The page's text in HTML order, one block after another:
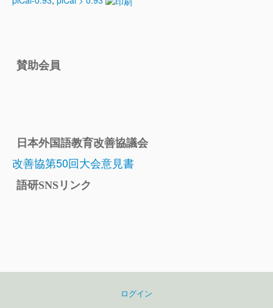
賛助会員
日本外国語教育改善協議会
改善協第50回大会意見書
語研SNSリンク
ログイン